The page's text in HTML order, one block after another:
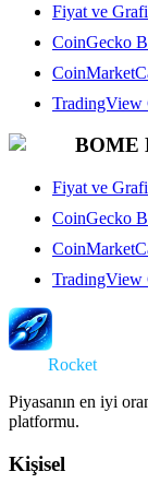
Fiyat ve
CoinGecko
TradingView
BOME
Fiyat ve
CoinGecko
TradingView
Rocket
Piyasanın en iyi
platformu.
Kişisel